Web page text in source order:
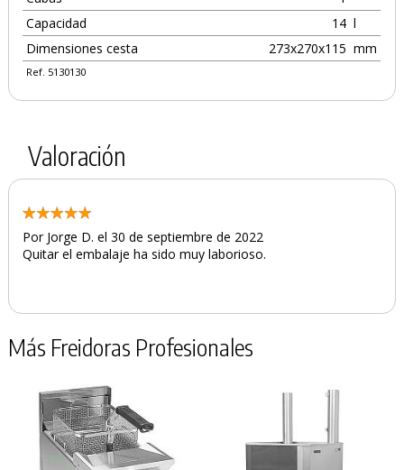
Capacidad
14 l
Dimensiones cesta
273x270x115 mm
Ref. 5130130
Valoración
Por Jorge D. el 30 de septiembre de 2022
Quitar el embalaje ha sido muy laborioso.
Más Freidoras Profesionales